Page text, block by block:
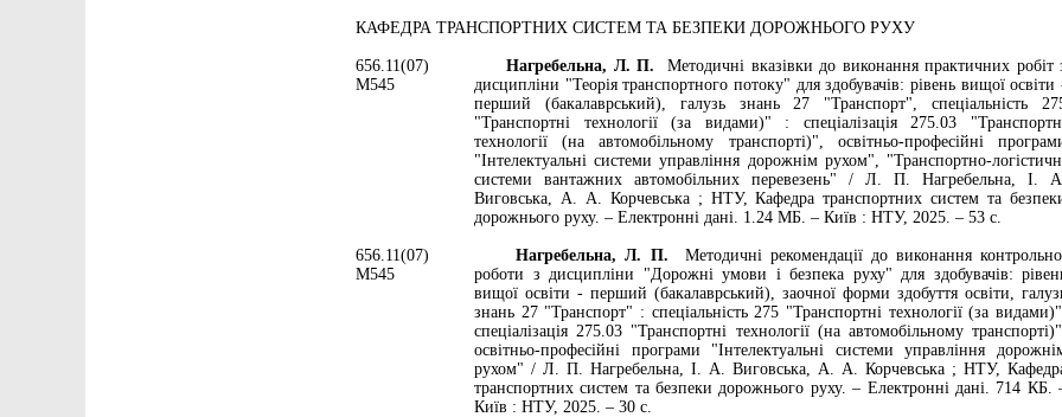
КАФЕДРА ТРАНСПОРТНИХ СИСТЕМ ТА БЕЗПЕКИ ДОРОЖНЬОГО РУХУ
656.11(07)
М545
Нагребельна, Л. П.Методичні вказівки до виконання практичних робіт
дисципліни "Теорія транспортного потоку" для здобувачів: рівень вищої освіти
перший (бакалаврський), галузь знань 27 "Транспорт", спеціальність
"Транспортні технології (за видами)" : спеціалізація 275.03
технології (на автомобільному транспорті)", освітньо-професійні
"Інтелектуальні системи управління дорожнім рухом", "Транспортно-
системи вантажних автомобільних перевезень" / Л. П. Нагребельна, І. А.
Виговська, А. А. Корчевська ; НТУ, Кафедра транспортних систем та
дорожнього руху. – Електронні дані. 1.24 МБ. – Київ : НТУ, 2025. – 53 с.
656.11(07)
М545
Нагребельна, Л. П. Методичні рекомендації до виконання
роботи з дисципліни "Дорожні умови і безпека руху" для здобувачів:
вищої освіти - перший (бакалаврський), заочної форми здобуття освіти,
знань 27 "Транспорт" : спеціальність 275 "Транспортні технології (за видами)",
спеціалізація 275.03 "Транспортні технології (на автомобільному транспорті)",
освітньо-професійні програми "Інтелектуальні системи управління
рухом" / Л. П. Нагребельна, І. А. Виговська, А. А. Корчевська ; НТУ,
транспортних систем та безпеки дорожнього руху. – Електронні дані. 714 КБ.
Київ : НТУ, 2025. – 30 с.